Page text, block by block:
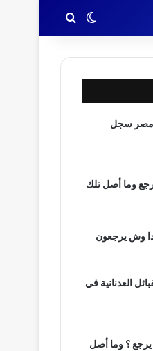
الوضع المظلم
بحث عن
مصر سجل
وما أصل تلك
وش يرجعون
العدنانية في
؟ وما أصل